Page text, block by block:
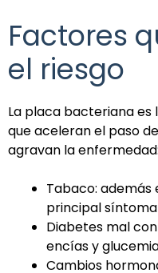
Factores
el riesgo
La placa bacteriana
que aceleran el paso
agravan la enfermedad:
Tabaco: además
principal
Diabetes mal
encías y
Cambios